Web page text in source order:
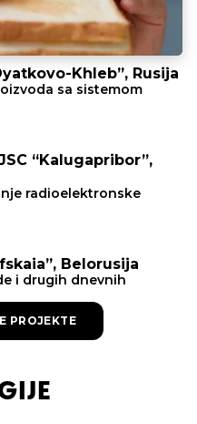
Khleb”, Rusija
sa sistemom
“Kalugapribor”,
radioelektronske
Belorusija
i drugih dnevnih
PROJEKTE